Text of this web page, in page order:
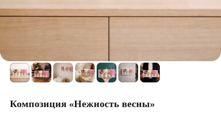
Композиция «Нежность весны»